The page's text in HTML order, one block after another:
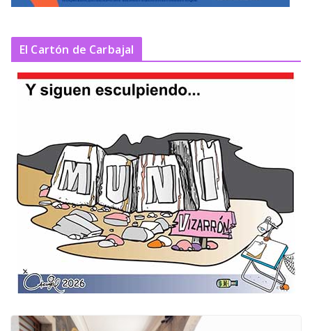
El Cartón de Carbajal